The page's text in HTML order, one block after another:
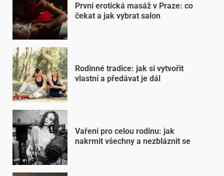
První erotická masáž v Praze: co
čekat a jak vybrat salon
Rodinné tradice: jak si vytvořit
vlastní a předávat je dál
Vaření pro celou rodinu: jak
nakrmit všechny a nezbláznit se